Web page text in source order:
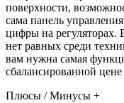
поверхности,
сама панель
цифры на регуляторах.
нет равных среди
вам нужна самая
сбалансированной
Плюсы / Минусы +